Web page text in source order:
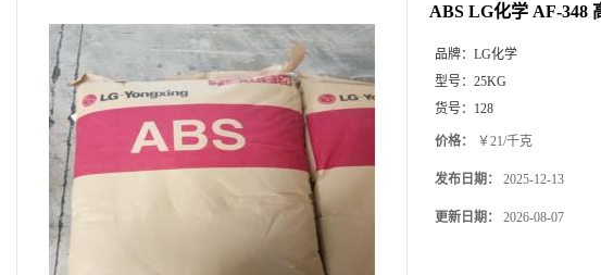
ABS LG化学 AF-348
品牌： LG化学
型号： 25KG
货号： 128
价格： ￥21/千克
发布日期： 2025-12-13
更新日期： 2026-08-07